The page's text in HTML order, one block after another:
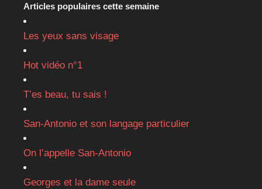
Articles populaires cette semaine
Les yeux sans visage
Hot vidéo n°1
T’es beau, tu sais !
San-Antonio et son langage particulier
On l’appelle San-Antonio
Georges et la dame seule